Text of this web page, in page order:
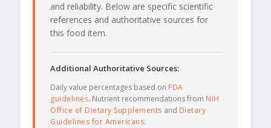
and reliability. Below are specific scientific
references and authoritative sources for
this food item.
Additional Authoritative Sources:
Daily value percentages based on FDA
guidelines. Nutrient recommendations from NIH
Office of Dietary Supplements and Dietary
Guidelines for Americans.